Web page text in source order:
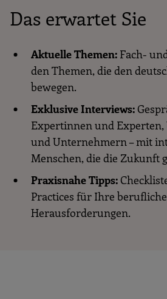
Das erwartet Sie
Aktuelle Themen: Fach-
den Themen, die den
bewegen.
Exklusive Interviews:
Expertinnen und
und Unternehmern – mit
Menschen, die die Zukunft
Praxisnahe Tipps:
Practices für Ihre
Herausforderungen.